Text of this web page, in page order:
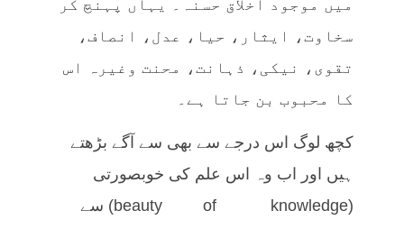
میں موجود اخلاق حسنہ۔ یہاں پہنچ کر
سخاوت، ایثار، حیا، عدل، انصاف،
تقوی، نیکی، ذہانت، محنت وغیرہ اس
کا محبوب بن جاتا ہے۔
کچھ لوگ اس درجے سے بھی سے آگے بڑھتے
ہیں اور اب وہ اس علم کی خوبصورتی
(beauty of knowledge) سے